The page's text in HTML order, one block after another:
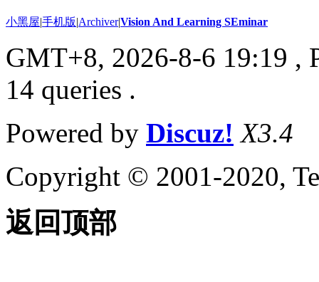
小黑屋|手机版|Archiver|Vision And Learning SEminar
GMT+8, 2026-8-6 19:19 ,
14 queries .
Powered by Discuz! X3.4
Copyright © 2001-2020,
返回顶部